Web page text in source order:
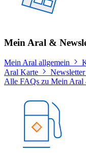
Mein Aral &
Mein Aral allgemein
Aral Karte
Newsletter
Alle FAQs zu Mein Aral